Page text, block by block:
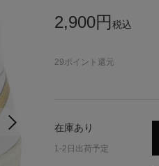
2,900円 税込
29ポイント還元
在庫あり
1-2日出荷予定